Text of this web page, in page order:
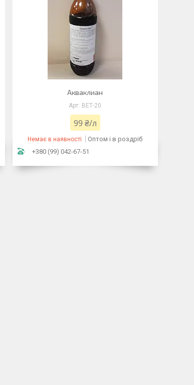
Акваклиан
ВЕТ-20
99 ₴/л
Немає в наявності
Оптом і в роздріб
+380 (99) 042-67-51